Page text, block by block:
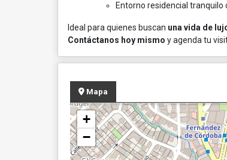
Entorno residencial tranquilo
Ideal para quienes buscan una vida de
Contáctanos hoy mismo y agenda tu
Mapa
+
−